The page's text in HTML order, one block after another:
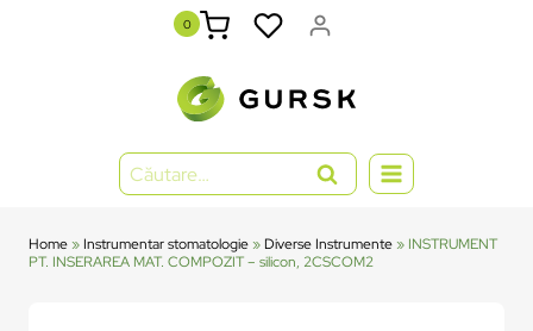
0
Home» Instrumentar stomatologie» Diverse Instrumente» INSTRUMENT
PT. INSERAREA MAT. COMPOZIT – silicon, 2CSCOM2